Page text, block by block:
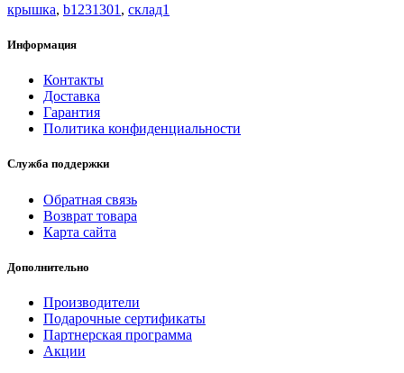
крышка, b1231301 , склад1
Информация
Контакты
Доставка
Гарантия
Политика конфиденциальности
Служба поддержки
Обратная связь
Возврат товара
Карта сайта
Дополнительно
Производители
Подарочные сертификаты
Партнерская программа
Акции